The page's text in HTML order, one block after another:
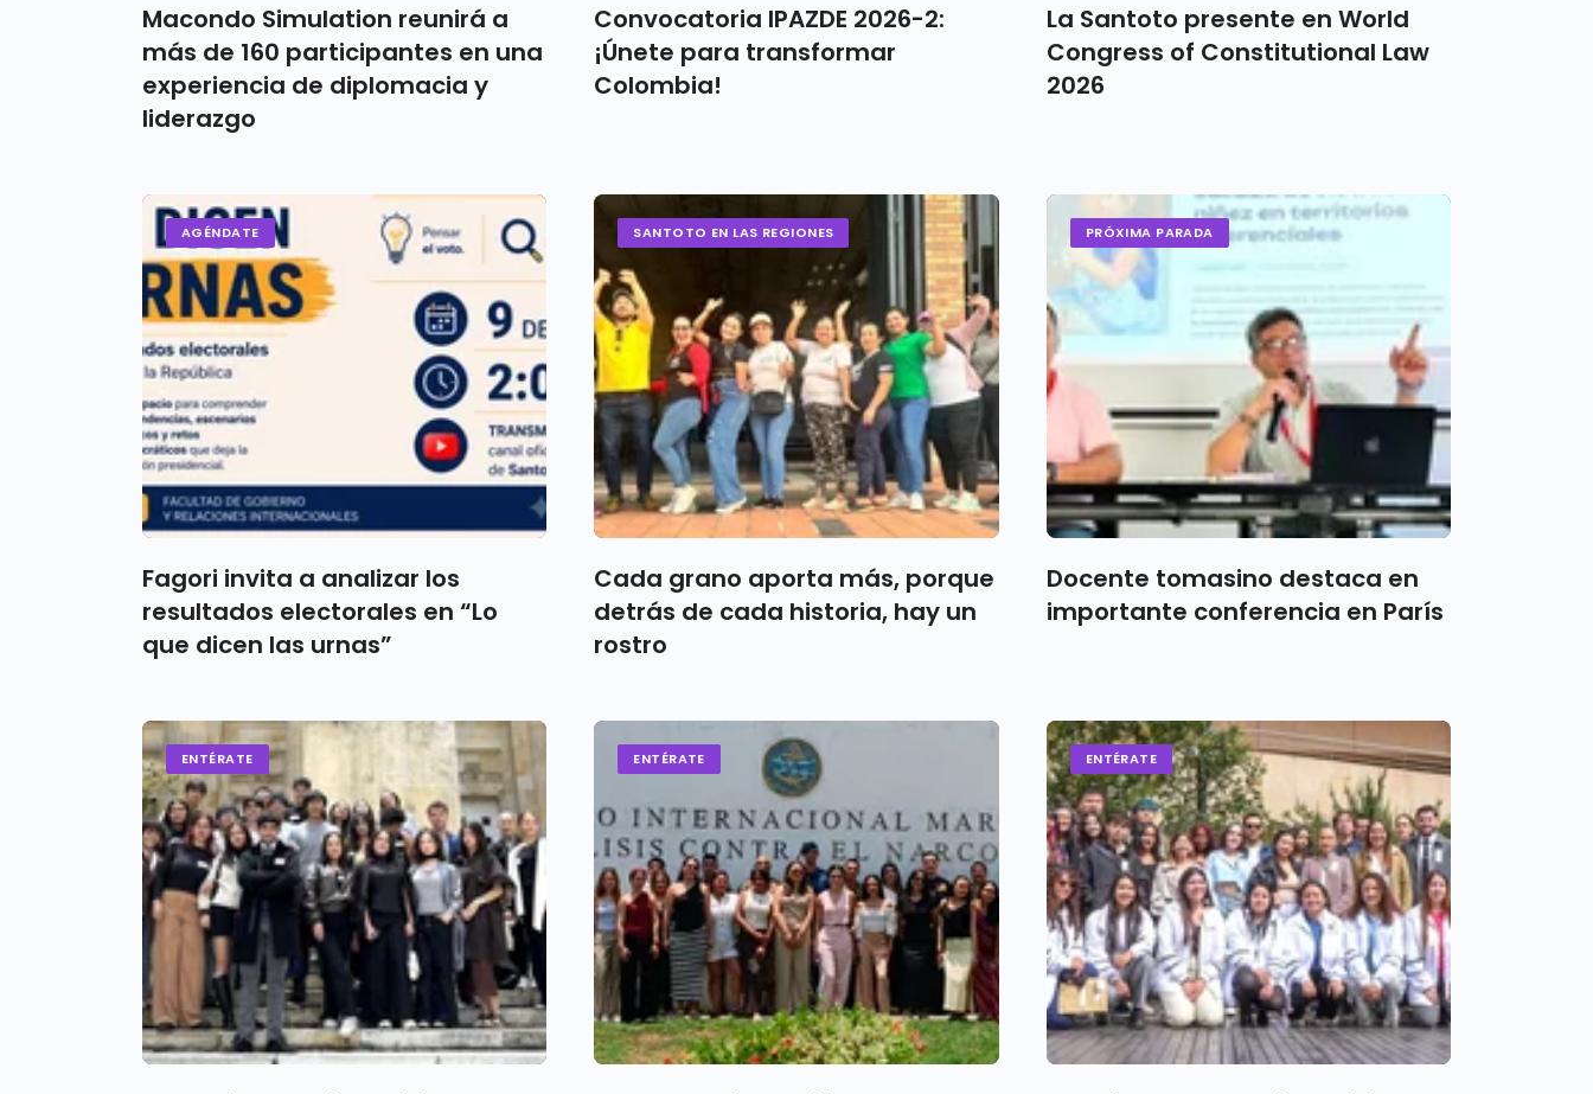
Macondo Simulation reunirá a
más de 160 participantes en una
experiencia de diplomacia y
liderazgo
Convocatoria IPAZDE 2026-2:
¡Únete para transformar
Colombia!
La Santoto presente en World
Congress of Constitutional Law
2026
AGÉNDATE
Fagori invita a analizar los
resultados electorales en “Lo
que dicen las urnas”
SANTOTO EN LAS REGIONES
Cada grano aporta más, porque
detrás de cada historia, hay un
rostro
PRÓXIMA PARADA
Docente tomasino destaca en
importante conferencia en París
ENTÉRATE ENTÉRATE ENTÉRATE